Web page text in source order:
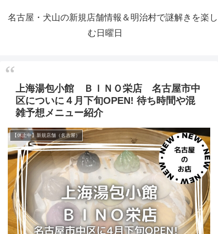
名古屋・犬山の新規店舗情報＆明治村で謎解きを楽し
む日曜日
上海湯包小館 ＢＩＮＯ栄店 名古屋市中
区についに４月下旬OPEN! 待ち時間や混
雑予想メニュー紹介
【休止中】新規店舗（名古屋）